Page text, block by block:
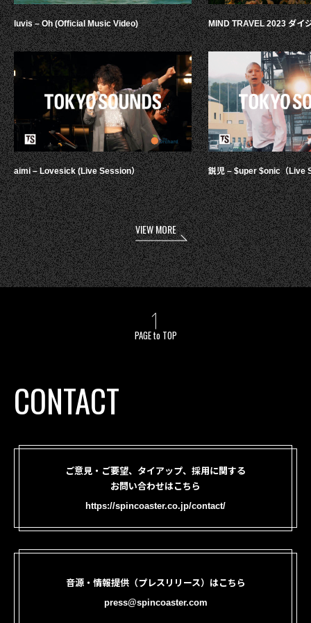
luvis – Oh (Official Music Video)
aimi – Lovesick (Live Session）
MIND TRAVEL 2023 ダイ
鋭児 – $uper $onic（Live
VIEW MORE
PAGE to TOP
CONTACT
ご意見・ご要望、タイアップ、採用に関する
お問い合わせはこちら
https://spincoaster.co.jp/contact/
音源・情報提供（プレスリリース）はこちら
press@spincoaster.com